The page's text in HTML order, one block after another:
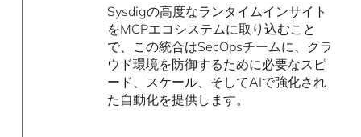
Sysdigの高度なランタイムインサイト
をMCPエコシステムに取り込むこと
で、この統合はSecOpsチームに、クラ
ウド環境を防御するために必要なスピ
ード、スケール、そしてAIで強化され
た自動化を提供します。